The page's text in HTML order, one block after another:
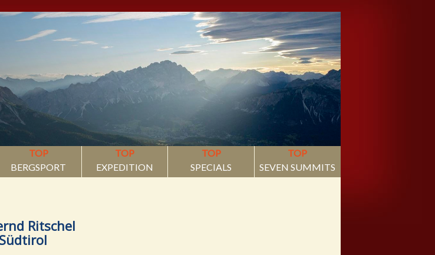
TOP
BERGSPORT
TOP
EXPEDITION
TOP
SPECIALS
TOP
SEVEN SUMMITS
Ritschel